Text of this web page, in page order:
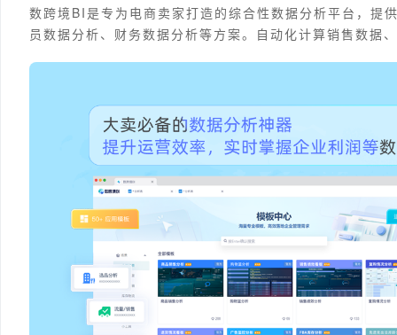
数跨境BI是专为电商卖家打造的综合性数据分析平台，提
员数据分析、财务数据分析等方案。自动化计算销售数据